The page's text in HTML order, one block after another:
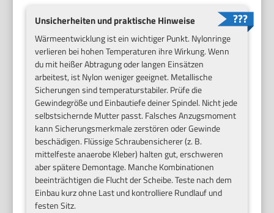
Unsicherheiten und praktische Hinweise
Wärmeentwicklung ist ein wichtiger Punkt. Nylonringe
verlieren bei hohen Temperaturen ihre Wirkung. Wenn
du mit heißer Abtragung oder langen Einsätzen
arbeitest, ist Nylon weniger geeignet. Metallische
Sicherungen sind temperaturstabiler. Prüfe die
Gewindegröße und Einbautiefe deiner Spindel. Nicht jede
selbstsichernde Mutter passt. Falsches Anzugsmoment
kann Sicherungsmerkmale zerstören oder Gewinde
beschädigen. Flüssige Schraubensicherer (z. B.
mittelfeste anaerobe Kleber) halten gut, erschweren
aber spätere Demontage. Manche Kombinationen
beeinträchtigen die Flucht der Scheibe. Teste nach dem
Einbau kurz ohne Last und kontrolliere Rundlauf und
festen Sitz.